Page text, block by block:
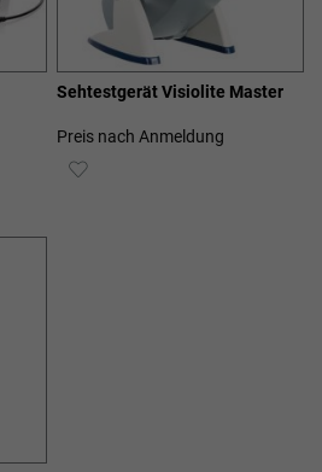
Sehtestgerät Visiolite Master
Preis nach Anmeldung
ZUR